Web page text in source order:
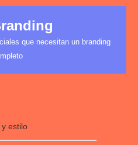
que necesitan un branding
estilo